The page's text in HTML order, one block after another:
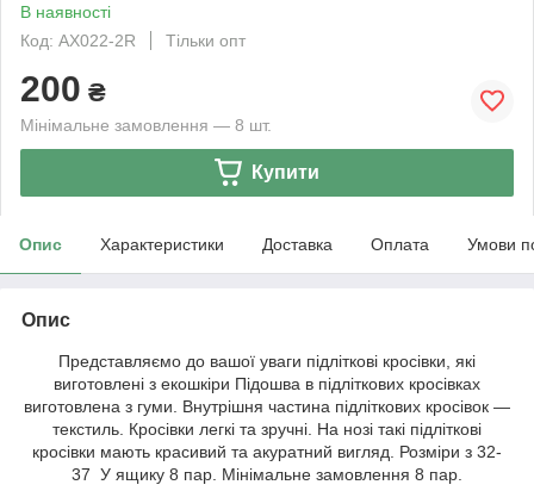
В наявності
Код: AX022-2R
Тільки опт
200 ₴
Мінімальне замовлення — 8 шт.
Купити
Опис Характеристики Доставка Оплата Умови
Опис
Представляємо до вашої уваги підліткові кросівки, які
виготовлені з екошкіри Підошва в підліткових кросівках
виготовлена з гуми. Внутрішня частина підліткових кросівок —
текстиль. Кросівки легкі та зручні. На нозі такі підліткові
кросівки мають красивий та акуратний вигляд. Розміри з 32-
37 У ящику 8 пар. Мінімальне замовлення 8 пар.